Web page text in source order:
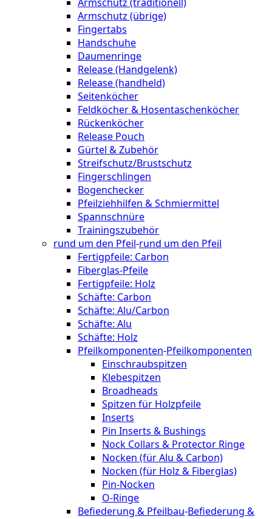
Armschutz (übrige)
Fingertabs
Handschuhe
Daumenringe
Release (Handgelenk)
Release (handheld)
Seitenköcher
Feldköcher & Hosentaschenköcher
Rückenköcher
Release Pouch
Gürtel & Zubehör
Streifschutz/Brustschutz
Fingerschlingen
Bogenchecker
Pfeilziehhilfen & Schmiermittel
Spannschnüre
Trainingszubehör
rund um den Pfeil-rund um den Pfeil
Fertigpfeile: Carbon
Fiberglas-Pfeile
Fertigpfeile: Holz
Schäfte: Carbon
Schäfte: Alu/Carbon
Schäfte: Alu
Schäfte: Holz
Pfeilkomponenten-Pfeilkomponenten
Einschraubspitzen
Klebespitzen
Broadheads
Spitzen für Holzpfeile
Inserts
Pin Inserts & Bushings
Nock Collars & Protector Ringe
Nocken (für Alu & Carbon)
Nocken (für Holz & Fiberglas)
Pin-Nocken
O-Ringe
Befiederung & Pfeilbau-Befiederung &